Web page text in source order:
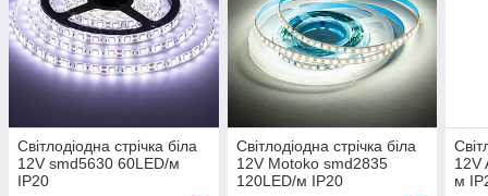
Світлодіодна стрічка біла
12V smd5630 60LED/м
IP20
Світлодіодна стрічка біла
12V Motoko smd2835
120LED/м IP20
12V
м